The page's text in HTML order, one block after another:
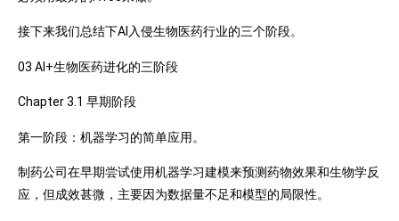
接下来我们总结下AI入侵生物医药行业的三个阶段。
03 AI+生物医药进化的三阶段
Chapter 3.1 早期阶段
第一阶段：机器学习的简单应用。
制药公司在早期尝试使用机器学习建模来预测药物效果和生物学反
应，但成效甚微，主要因为数据量不足和模型的局限性。